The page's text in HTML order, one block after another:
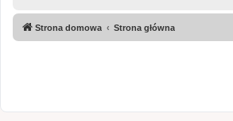
Strona domowa Strona główna